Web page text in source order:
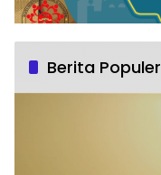
Berita Populer